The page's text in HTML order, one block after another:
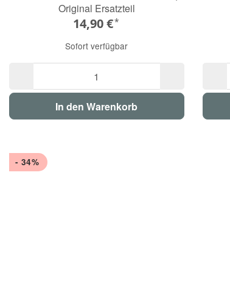
Original Ersatzteil
14,90 €*
Sofort verfügbar
In den Warenkorb
- 34%